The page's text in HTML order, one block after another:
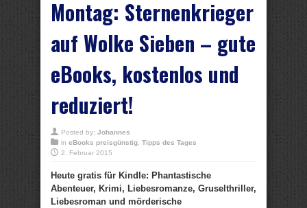
Montag: Sternenkrieger
auf Wolke Sieben – gute
eBooks, kostenlos und
reduziert!
Posted by: Johannes
in eBooks preisgünstig Tipps des Tages
2. Februar 2015
Heute gratis für Kindle: Phantastische
Abenteuer, Krimi, Liebesromanze, Gruselthriller,
Liebesroman und mörderische